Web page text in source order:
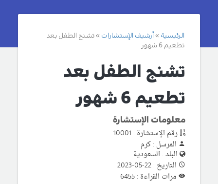
الرئيسية أرشيف الإستشارات
تشنج الطفل بعد
تطعيم 6 شهور
تشنج الطفل بعد
تطعيم 6 شهور
معلومات الإستشارة
رقم الإستشارة : 10001
المرسل : كرم
البلد : السعودية
التاريخ : 22-05-2023
مرات القراءة : 6455